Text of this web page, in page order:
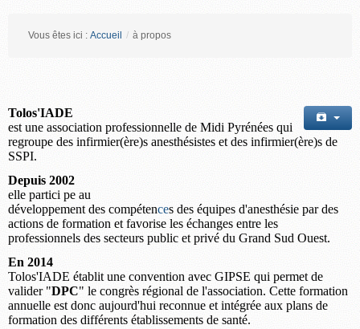
Vous êtes ici : Accueil / à propos
Tolos'IADE
est une association professionnelle de Midi Pyrénées qui
regroupe des infirmier(ère)s anesthésistes et des infirmier(ère)s de
SSPI.
Depuis 2002
elle partici pe au
développement des compétences des équipes d'anesthésie par des
actions de formation et favorise les échanges entre les
professionnels des secteurs public et privé du Grand Sud Ouest.
En 2014
Tolos'IADE établit une convention avec GIPSE qui permet de
valider "DPC" le congrès régional de l'association. Cette formation
annuelle est donc aujourd'hui reconnue et intégrée aux plans de
formation des différents établissements de santé.